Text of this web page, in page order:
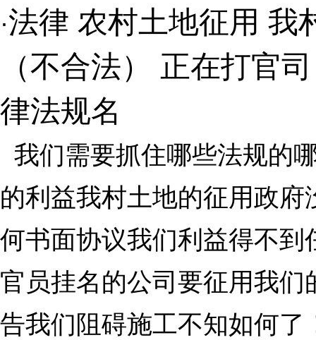
·法律 农村土地征用 我
（不合法） 正在打官
律法规名
我们需要抓住哪些法规的
的利益我村土地的征用政府
何书面协议我们利益得不到
官员挂名的公司要征用我们
告我们阻碍施工不知如何了